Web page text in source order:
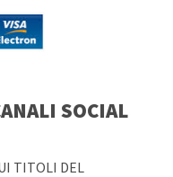
SOCIAL
TITOLI DEL